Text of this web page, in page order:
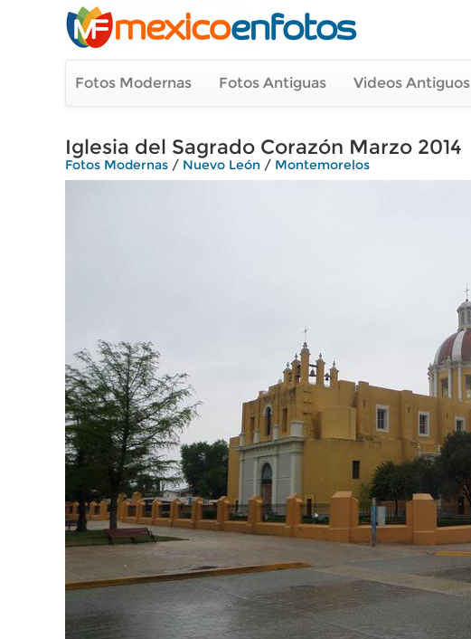
Fotos Modernas Fotos Antiguas Videos Antiguos
Iglesia del Sagrado Corazón Marzo 2014
Fotos Modernas / Nuevo León / Montemorelos